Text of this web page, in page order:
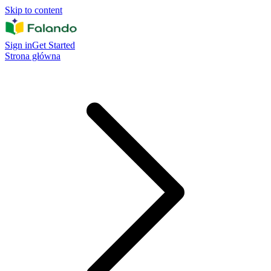
Skip to content
Sign inGet Started
Strona główna